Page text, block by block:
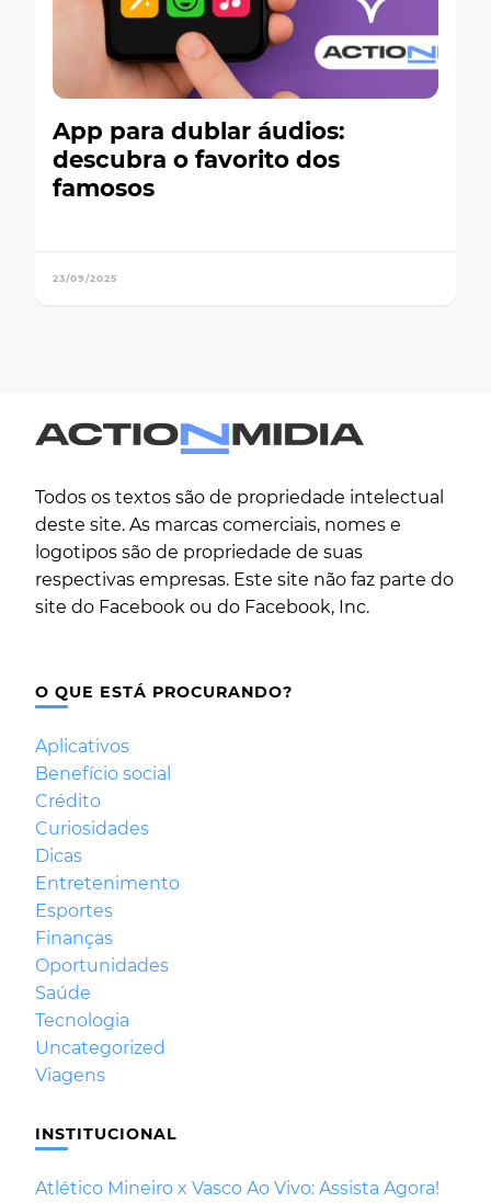
App para dublar áudios:
descubra o favorito dos
famosos
23/09/2025
Todos os textos são de propriedade intelectual
deste site. As marcas comerciais, nomes e
logotipos são de propriedade de suas
respectivas empresas. Este site não faz parte do
site do Facebook ou do Facebook, Inc.
O QUE ESTÁ PROCURANDO?
Aplicativos
Benefício social
Crédito
Curiosidades
Dicas
Entretenimento
Esportes
Finanças
Oportunidades
Saúde
Tecnologia
Uncategorized
Viagens
INSTITUCIONAL
Atlético Mineiro x Vasco Ao Vivo: Assista Agora!